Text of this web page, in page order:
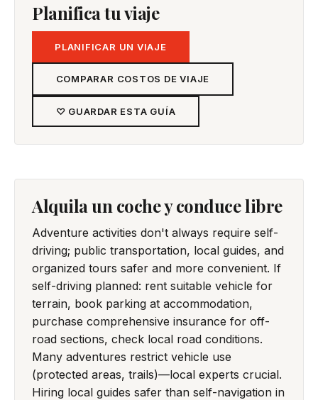
Planifica tu viaje
PLANIFICAR UN VIAJE
COMPARAR COSTOS DE VIAJE
♡ GUARDAR ESTA GUÍA
Alquila un coche y conduce libre
Adventure activities don't always require self-
driving; public transportation, local guides, and
organized tours safer and more convenient. If
self-driving planned: rent suitable vehicle for
terrain, book parking at accommodation,
purchase comprehensive insurance for off-
road sections, check local road conditions.
Many adventures restrict vehicle use
(protected areas, trails)—local experts crucial.
Hiring local guides safer than self-navigation in